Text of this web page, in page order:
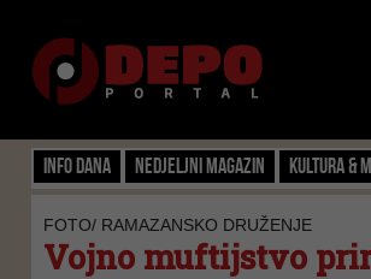
Info dana Nedjeljni magazin Kultura &
FOTO/ RAMAZANSKO DRUŽENJE
Vojno muftijstvo